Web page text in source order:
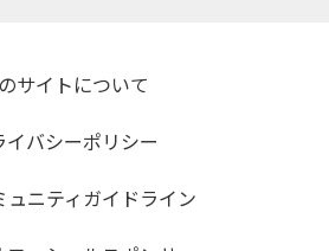
サイトについて
イバシーポリシー
ュニティガイドライン